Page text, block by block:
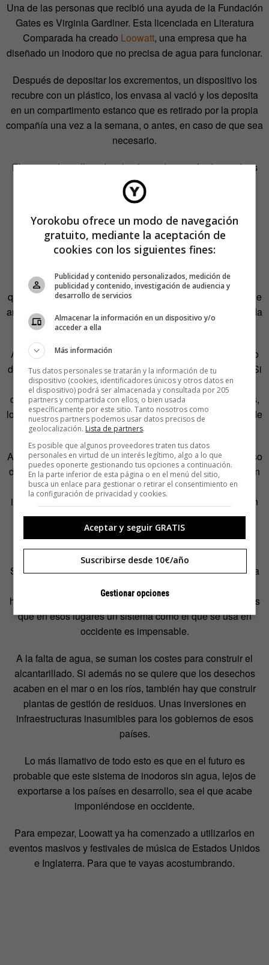
Una de las personas que recibió una ayuda de la Fundación
Gates es Virginia Gardiner. Esta licenciada en Literatura
Comparada ha creado Loowatt, una empresa que ha
diseñado un inodoro que no precisa de agua para funcionar.
Después de depositar los excrementos, un dispositivo los
recubre con un plástico, los envasa al vació y los deposita
en un compartimento estanco que es retirado por la propia
compañía una vez a la semana, o antes, en caso de que sea
necesario.
El contenido es llevado a la planta de gestión de residuos
de Loowatt que, tras procesarlos, obtiene biogás y
fertilizantes a partir de ellos.
Las familias interesadas en el inodoro de Loowatt deben
domicilio. Cantidad que es devuelta si el usuario ya no
quisiera tenerlo por más tiempo. A esas doce libras hay que
añadirle tres libras al mes para cubrir el servicio de recogida
A pesar de que la propuesta de Loowatt aún está en pleno
desarrollo, ya hay lugares de Madagascar que lo utilizan. Si
bien es cierto que el sistema de gestión de residuos no
consigue explotar todo el potencial de las heces humanas,
los habitantes de esos lugares han visto como su calidad de
vida mejoraba.
Además de una mayor higiene en su entorno y un descenso
de las enfermedades en el lugar, ya no temen caerse en un
pozo negro y morir asfixiados por los gases o que las
inundaciones desborden los pozos. Además, ahora tienen
compost y abonos para sus campos.
Según los expertos, los inodoros sin agua serán el futuro a
la hora de solucionar el problema de los excrementos
humanos en los países en desarrollo. La razón principal es
que en esos lugares un sistema como el que se usa en
occidente es impensable.
A la falta de agua, se suman los costes para construir el
alcantarillado. Si además no se quiere que los desechos
acaben en el mar o en los ríos, también hay que construir
plantas de gestión de residuos. Unas inversiones en
infraestructuras inasumibles para los gobiernos de esos
países.
Lo más llamativo de todo esto es que en el futuro es
probable que este sistema de inodoros sin agua, lejos de
exportarse a los países en desarrollo, sea el que acabe
imponiéndose en occidente.
Para empezar, Loowatt ya ha comenzado a utilizarlos en
eventos masivos y festivales de música de Estados Unidos
e Inglaterra. Para que te vayas acostumbrando.
Yorokobu ofrece un modo de navegación
gratuito, mediante la aceptación de
cookies con los siguientes fines:
Publicidad y contenido personalizados, medición de
publicidad y contenido, investigación de audiencia y
desarrollo de servicios
Almacenar la información en un dispositivo y/o
acceder a ella
Más información
Tus datos personales se tratarán y la información de tu
dispositivo (cookies, identificadores únicos y otros datos en
el dispositivo) podrá ser almacenada y consultada por 205
partners y compartida con ellos, o bien usada
específicamente por este sitio. Tanto nosotros como
nuestros partners podemos usar datos precisos de
geolocalización. Lista de partners.
Es posible que algunos proveedores traten tus datos
personales en virtud de un interés legítimo, algo a lo que
puedes oponerte gestionando tus opciones a continuación.
En la parte inferior de esta página o en el menú del sitio,
busca un enlace para gestionar o retirar el consentimiento en
la configuración de privacidad y cookies.
Aceptar y seguir GRATIS
Suscribirse desde 10€/año
Gestionar opciones